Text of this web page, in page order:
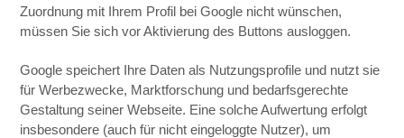
Zuordnung mit Ihrem Profil bei Google nicht wünschen,
müssen Sie sich vor Aktivierung des Buttons ausloggen.
Google speichert Ihre Daten als Nutzungsprofile und nutzt sie
für Werbezwecke, Marktforschung und bedarfsgerechte
Gestaltung seiner Webseite. Eine solche Aufwertung erfolgt
insbesondere (auch für nicht eingeloggte Nutzer), um